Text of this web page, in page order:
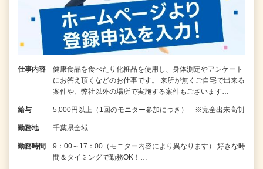
仕事内容
健康食品を食べたり化粧品を使用し、身体測定やアンケート
にお答え頂くなどのお仕事です。 来所が無くご自宅で出来る
案件や、弊社以外の場所で実施する案件もございます…
給与 5,000円以上（1回のモニター参加につき） ※完全出来高制
勤務地 千葉県全域
勤務時間
9：00～17：00（モニター内容により異なります） 好きな時
間＆タイミングで勤務OK！…